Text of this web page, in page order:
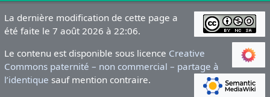
La dernière modification de cette page a
été faite le 7 août 2026 à 22:06.
Le contenu est disponible sous licence Creative
Commons paternité – non commercial – partage à
l’identique sauf mention contraire.